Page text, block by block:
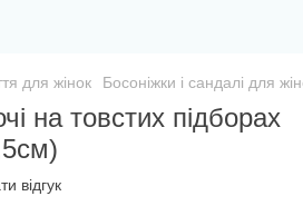
для жінок Босоніжки і сандалі для
на товстих підборах
відгук